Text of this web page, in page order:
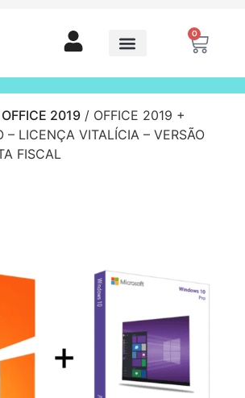
0
OFFICE 2019 / OFFICE 2019 +
– LICENÇA VITALÍCIA – VERSÃO
FISCAL